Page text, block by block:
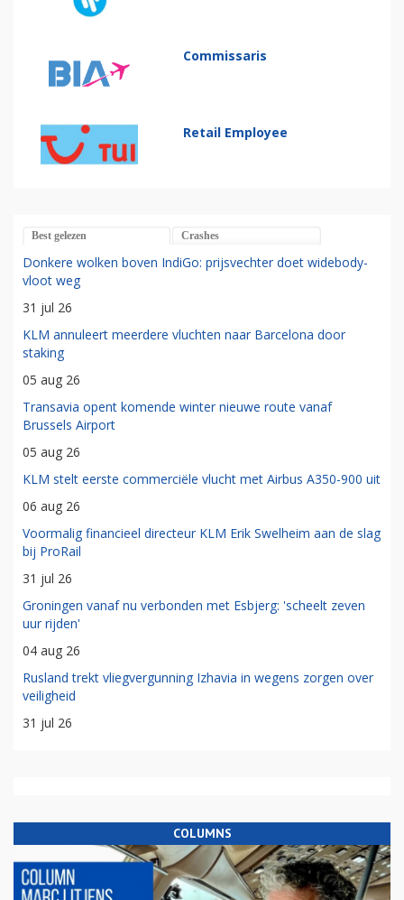
Commissaris
Retail Employee
Best gelezen Crashes
Donkere wolken boven IndiGo: prijsvechter doet widebody-
vloot weg
31 jul 26
KLM annuleert meerdere vluchten naar Barcelona door
staking
05 aug 26
Transavia opent komende winter nieuwe route vanaf
Brussels Airport
05 aug 26
KLM stelt eerste commerciële vlucht met Airbus A350-900 uit
06 aug 26
Voormalig financieel directeur KLM Erik Swelheim aan de slag
bij ProRail
31 jul 26
Groningen vanaf nu verbonden met Esbjerg: 'scheelt zeven
uur rijden'
04 aug 26
Rusland trekt vliegvergunning Izhavia in wegens zorgen over
veiligheid
31 jul 26
COLUMNS